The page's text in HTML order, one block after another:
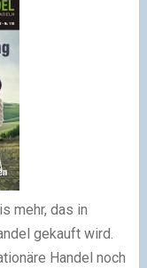
mehr, das in
gekauft wird.
Handel noch